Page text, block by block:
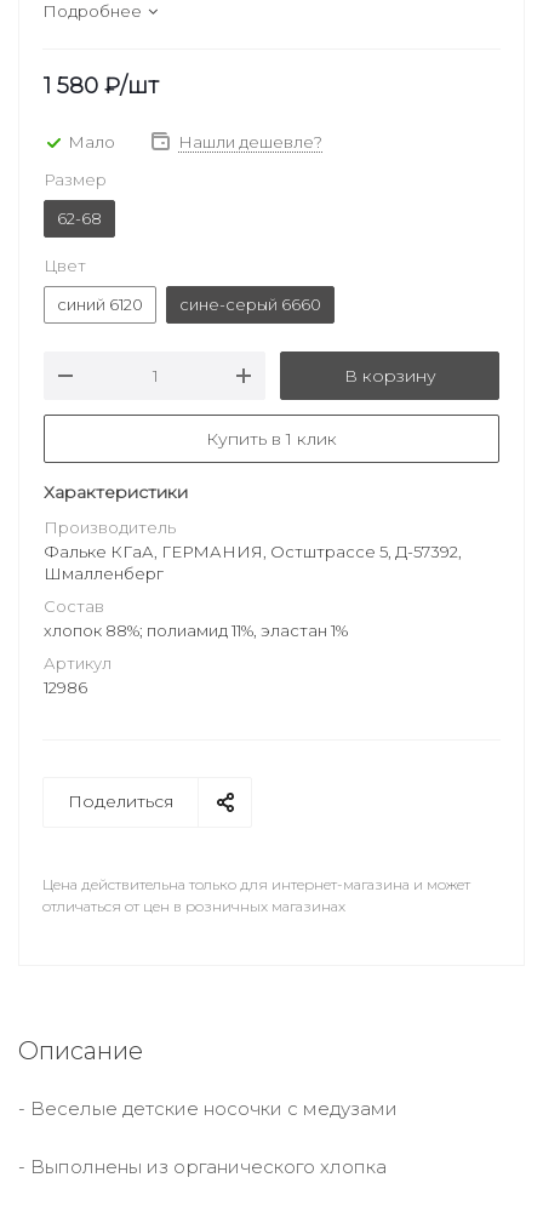
Подробнее
1 580 ₽/шт
Мало
Нашли дешевле?
Размер
62-68
Цвет
синий 6120
сине-серый 6660
В корзину
Купить в 1 клик
Характеристики
Производитель
Фальке КГаА, ГЕРМАНИЯ, Остштрассе 5, Д-57392,
Шмалленберг
Состав
хлопок 88%; полиамид 11%, эластан 1%
Артикул
12986
Поделиться
Цена действительна только для интернет-магазина и может
отличаться от цен в розничных магазинах
Описание
- Веселые детские носочки с медузами
- Выполнены из органического хлопка